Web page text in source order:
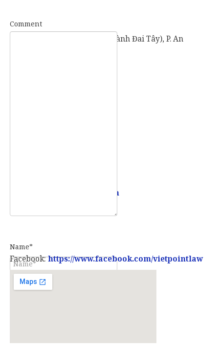
Comment
Name*
57 Vành Đai Tây (số cũ: 936 Vành Đai Tây), P. An
info@vietpointlaw.vn
Facebook:https://www.facebook.com/vietpointlaw